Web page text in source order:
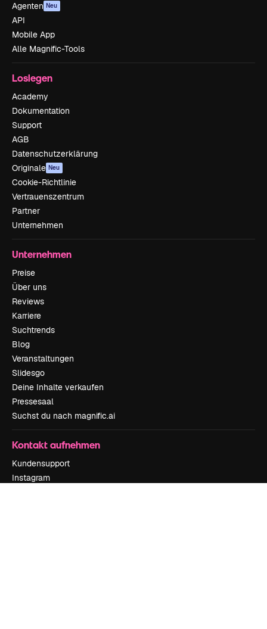
Agenten Neu
API
Mobile App
Alle Magnific-Tools
Loslegen
Academy
Dokumentation
Support
AGB
Datenschutzerklärung
Originale Neu
Cookie-Richtlinie
Vertrauenszentrum
Partner
Unternehmen
Unternehmen
Preise
Über uns
Reviews
Karriere
Suchtrends
Blog
Veranstaltungen
Slidesgo
Deine Inhalte verkaufen
Pressesaal
Suchst du nach magnific.ai
Kontakt aufnehmen
Kundensupport
Instagram